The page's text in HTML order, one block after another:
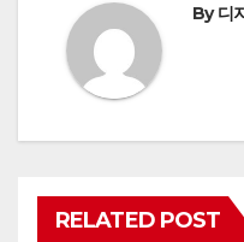
By디
RELATED POST